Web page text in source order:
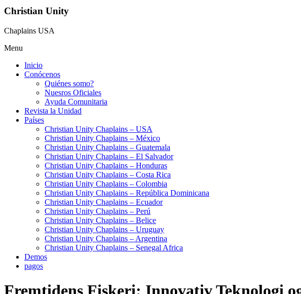
Christian Unity
Chaplains USA
Menu
Inicio
Conócenos
Quiénes somo?
Nuesros Oficiales
Ayuda Comunitaria
Revista la Unidad
Países
Christian Unity Chaplains – USA
Christian Unity Chaplains – México
Christian Unity Chaplains – Guatemala
Christian Unity Chaplains – El Salvador
Christian Unity Chaplains – Honduras
Christian Unity Chaplains – Costa Rica
Christian Unity Chaplains – Colombia
Christian Unity Chaplains – República Dominicana
Christian Unity Chaplains – Ecuador
Christian Unity Chaplains – Perú
Christian Unity Chaplains – Belice
Christian Unity Chaplains – Uruguay
Christian Unity Chaplains – Argentina
Christian Unity Chaplains – Senegal Africa
Demos
pagos